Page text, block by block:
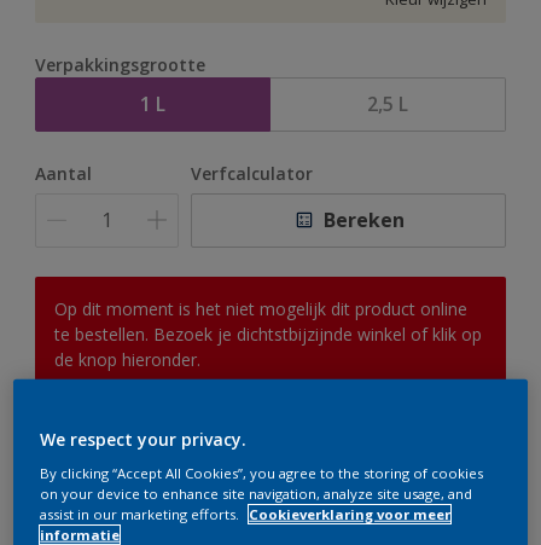
Verpakkingsgrootte
1 L 2,5 L
Aantal Verfcalculator
Bereken
Op dit moment is het niet mogelijk dit product online
te bestellen. Bezoek je dichtstbijzijnde winkel of klik op
de knop hieronder.
Boodschappenlijst
Vind een verkooppunt
We respect your privacy.
By clicking “Accept All Cookies”, you agree to the storing of cookies
on your device to enhance site navigation, analyze site usage, and
assist in our marketing efforts.
Cookieverklaring voor meer
informatie